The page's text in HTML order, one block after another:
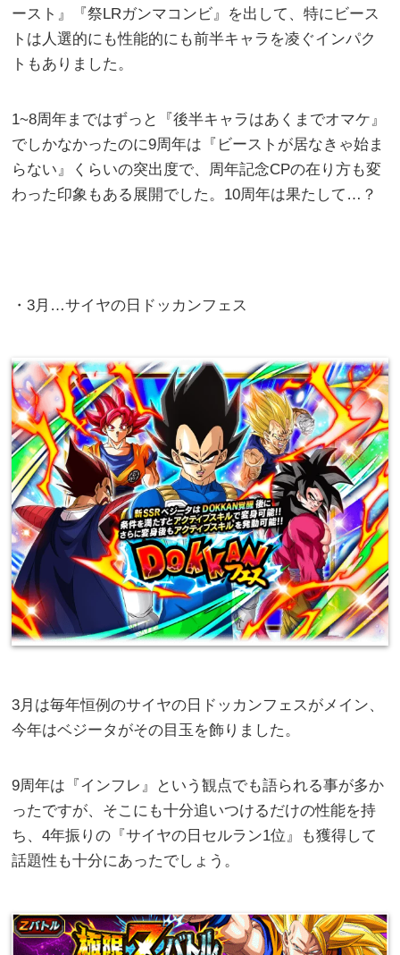
ースト』『祭LRガンマコンビ』を出して、特にビース
トは人選的にも性能的にも前半キャラを凌ぐインパク
トもありました。
1~8周年まではずっと『後半キャラはあくまでオマケ』
でしかなかったのに9周年は『ビーストが居なきゃ始ま
らない』くらいの突出度で、周年記念CPの在り方も変
わった印象もある展開でした。10周年は果たして…？
・3月…サイヤの日ドッカンフェス
3月は毎年恒例のサイヤの日ドッカンフェスがメイン、
今年はベジータがその目玉を飾りました。
9周年は『インフレ』という観点でも語られる事が多か
ったですが、そこにも十分追いつけるだけの性能を持
ち、4年振りの『サイヤの日セルラン1位』も獲得して
話題性も十分にあったでしょう。